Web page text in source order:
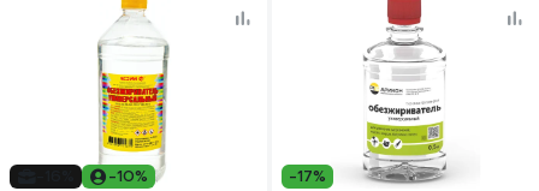
-10% -17%